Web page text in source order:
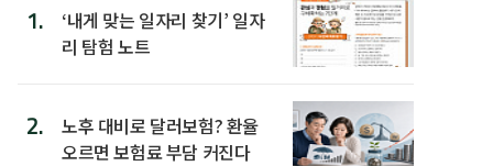
1.
‘내게 맞는 일자리 찾기’ 일자
리 탐험 노트
2.
노후 대비로 달러보험? 환율
오르면 보험료 부담 커진다